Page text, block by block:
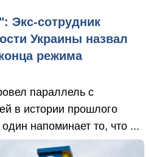
Экс-сотрудник
Украины назвал
режима
параллель с
в истории прошлого
напоминает то, что ...